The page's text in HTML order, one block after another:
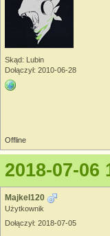
Skąd: Lubin
Dołączył: 2010-06-28
Offline
2018-07-06
Majkel120
Użytkownik
Dołączył: 2018-07-05